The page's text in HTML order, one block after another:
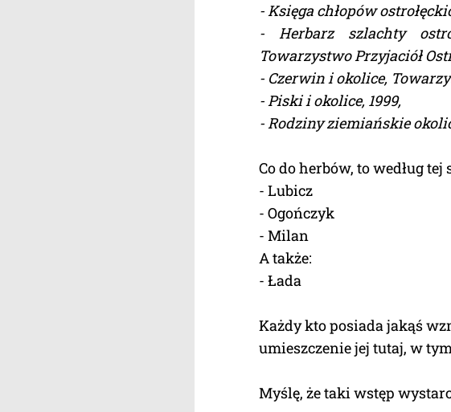
- Księga chłopów
- Herbarz szlachty
Towarzystwo Przyjaciół
- Czerwin i okolice,
- Piski i okolice, 1999,
- Rodziny ziemiańskie
Co do herbów, to według
- Lubicz
- Ogończyk
- Milan
A także:
- Łada
Każdy kto posiada jakąś
umieszczenie jej tutaj, w
Myślę, że taki wstęp